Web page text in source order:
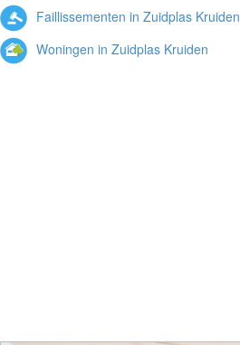
Faillissementen in Zuidplas Kruiden
Woningen in Zuidplas Kruiden